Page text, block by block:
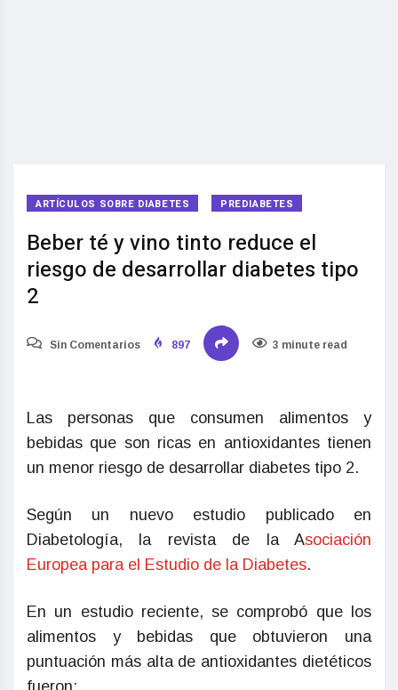
ARTÍCULOS SOBRE DIABETES PREDIABETES
Beber té y vino tinto reduce el
riesgo de desarrollar diabetes tipo
2
Sin Comentarios 897 3 minute read
Las personas que consumen alimentos y
bebidas que son ricas en antioxidantes tienen
un menor riesgo de desarrollar diabetes tipo 2.
Según un nuevo estudio publicado en
Diabetología, la revista de la Asociación
Europea para el Estudio de la Diabetes.
En un estudio reciente, se comprobó que los
alimentos y bebidas que obtuvieron una
puntuación más alta de antioxidantes dietéticos